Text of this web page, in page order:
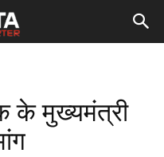
के मुख्यमंत्री